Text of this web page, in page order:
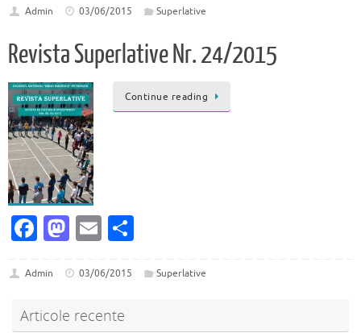
e
b
o
o
k
to
d
o
n
ai
l
ta
je
az
ă
Admin 03/06/2015 Superlative
Revista Superlative Nr. 24/2015
Continue reading
Fa
e
b
M
to
d
E
ai
l
ta
Admin 03/06/2015 Superlative
Articole recente